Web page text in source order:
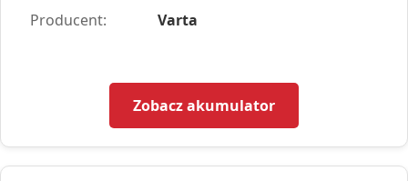
Producent: Varta
Zobacz akumulator